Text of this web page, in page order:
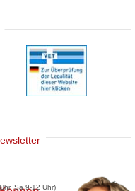
Sa 9-12 Uhr)